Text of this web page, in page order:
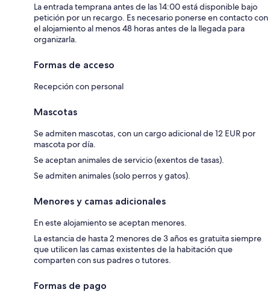
La entrada temprana antes de las 14:00 está disponible bajo
petición por un recargo. Es necesario ponerse en contacto con
el alojamiento al menos 48 horas antes de la llegada para
organizarla.
Formas de acceso
Recepción con personal
Mascotas
Se admiten mascotas, con un cargo adicional de 12 EUR por
mascota por día.
Se aceptan animales de servicio (exentos de tasas).
Se admiten animales (solo perros y gatos).
Menores y camas adicionales
En este alojamiento se aceptan menores.
La estancia de hasta 2 menores de 3 años es gratuita siempre
que utilicen las camas existentes de la habitación que
comparten con sus padres o tutores.
Formas de pago